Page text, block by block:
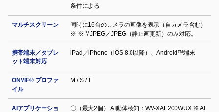
条件による
マルチスクリーン
同時に16台のカメラの画像を表示（自カメラ含む）
※ ※ MJPEG／JPEG（静止画更新）のみ対応。
携帯端末／タブレ
ット端末対応
iPad／iPhone（iOS 8.0以降）、Android™端末
ONVIF® プロファ
イル
M / S / T
AIアプリケーショ
〇（最大2個） AI動体検知：WV-XAE200WUX ※ AI